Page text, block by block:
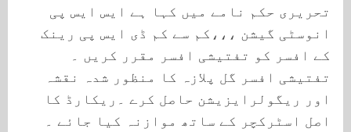
تحریری حکم نامے میں کہا ہے ایس ایس پی
انوسٹی گیشن ،،،کم سے کم ڈی ایس پی رینک
کے افسر کو تفتیشی افسر مقرر کریں ۔
تفتیشی افسر گل پلازہ کا منظور شدہ نقشہ
اور ریگولرایزیشن حاصل کرے ۔ریکارڈ کا
اصل اسٹرکچر کے ساتھ موازنہ کیا جائے ۔